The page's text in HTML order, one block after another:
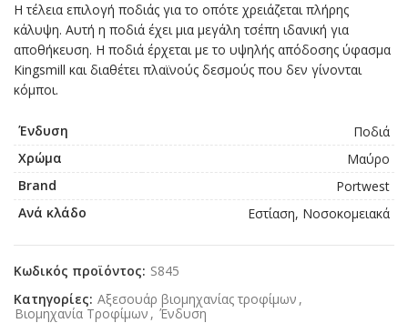
Η τέλεια επιλογή ποδιάς για το οπότε χρειάζεται πλήρης
κάλυψη. Αυτή η ποδιά έχει μια μεγάλη τσέπη ιδανική για
αποθήκευση. Η ποδιά έρχεται με το υψηλής απόδοσης ύφασμα
Kingsmill και διαθέτει πλαϊνούς δεσμούς που δεν γίνονται
κόμποι.
Ένδυση
Ποδιά
Χρώμα
Μαύρο
Brand
Portwest
Ανά κλάδο
Εστίαση, Νοσοκομειακά
Κωδικός προϊόντος: S845
Κατηγορίες: Αξεσουάρ βιομηχανίας τροφίμων ,
Βιομηχανία Τροφίμων, Ένδυση